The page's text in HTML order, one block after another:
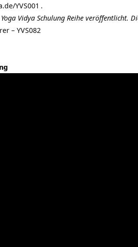
YVS001 .
Vidya Schulung Reihe veröffentlicht.
– YVS082